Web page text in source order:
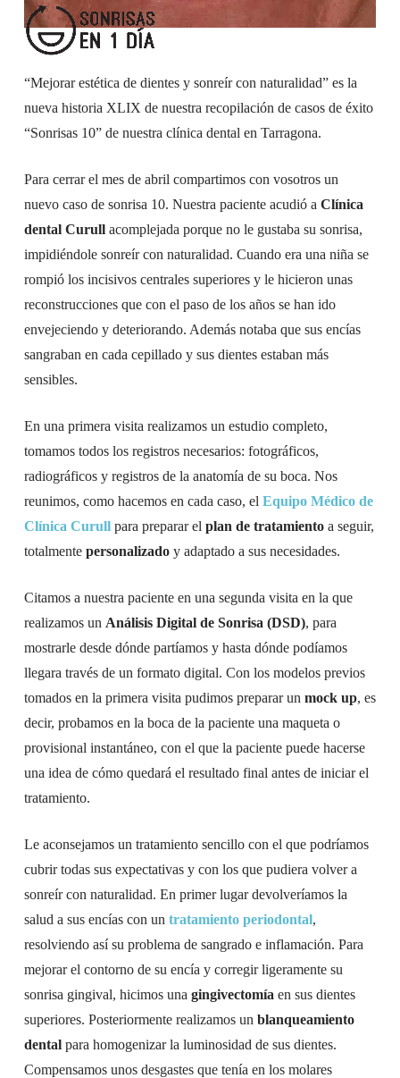
“Mejorar estética de dientes y sonreír con naturalidad” es la
nueva historia XLIX de nuestra recopilación de casos de éxito
“Sonrisas 10” de nuestra clínica dental en Tarragona.
Para cerrar el mes de abril compartimos con vosotros un
nuevo caso de sonrisa 10. Nuestra paciente acudió a Clínica
dental Curullacomplejada porque no le gustaba su sonrisa,
impidiéndole sonreír con naturalidad. Cuando era una niña se
rompió los incisivos centrales superiores y le hicieron unas
reconstrucciones que con el paso de los años se han ido
envejeciendo y deteriorando. Además notaba que sus encías
sangraban en cada cepillado y sus dientes estaban más
sensibles.
En una primera visita realizamos un estudio completo,
tomamos todos los registros necesarios: fotográficos,
radiográficos y registros de la anatomía de su boca. Nos
reunimos, como hacemos en cada caso, el Equipo Médico de
Clínica Curullpara preparar el plan de tratamientoa seguir,
totalmente personalizadoy adaptado a sus necesidades.
Citamos a nuestra paciente en una segunda visita en la que
realizamos un Análisis Digital de Sonrisa (DSD), para
mostrarle desde dónde partíamos y hasta dónde podíamos
llegara través de un formato digital. Con los modelos previos
tomados en la primera visita pudimos preparar un mock up, es
decir, probamos en la boca de la paciente una maqueta o
provisional instantáneo, con el que la paciente puede hacerse
una idea de cómo quedará el resultado final antes de iniciar el
tratamiento.
Le aconsejamos un tratamiento sencillo con el que podríamos
cubrir todas sus expectativas y con los que pudiera volver a
sonreír con naturalidad. En primer lugar devolveríamos la
salud a sus encías con un tratamiento periodontal,
resolviendo así su problema de sangrado e inflamación. Para
mejorar el contorno de su encía y corregir ligeramente su
sonrisa gingival, hicimos una gingivectomía en sus dientes
superiores. Posteriormente realizamos un blanqueamiento
dentalpara homogenizar la luminosidad de sus dientes.
Compensamos unos desgastes que tenía en los molares